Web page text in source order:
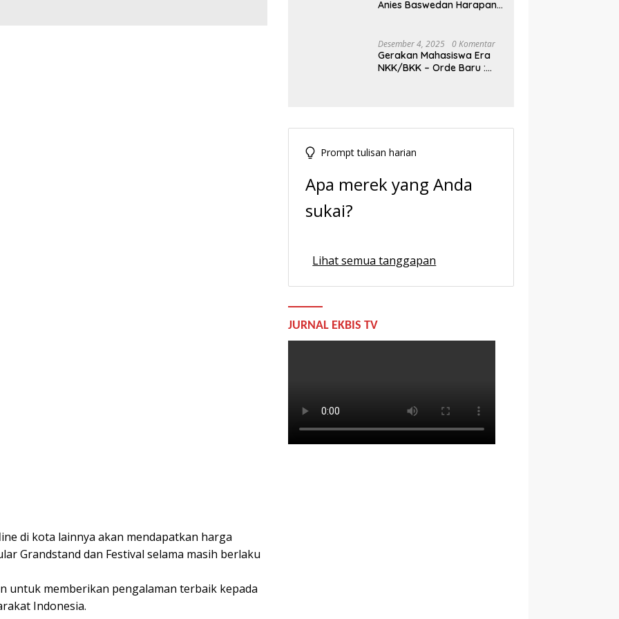
di kota lainnya akan mendapatkan harga
Grandstand dan Festival selama masih berlaku
untuk memberikan pengalaman terbaik kepada
Indonesia.
Anies Baswedan Harapan
Desember 4, 2025 0 Komentar
Gerakan Mahasiswa Era
NKK/BKK – Orde Baru :
Prompt tulisan harian
Apa merek yang Anda
sukai?
Lihat semua tanggapan
JURNAL EKBIS TV